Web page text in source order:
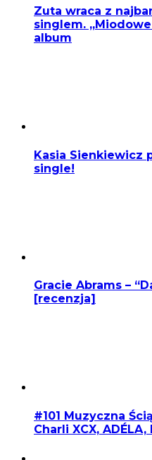
Zuta wraca z
singlem.
album
Kasia Sienkiewicz
single!
Gracie Abrams –
[recenzja]
#101 Muzyczna
Charli XCX, ADÉLA,